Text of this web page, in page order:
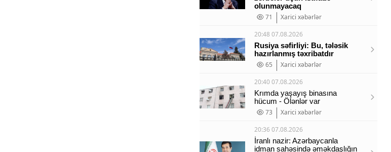
olunmayacaq
71
Xarici xəbərlər
20:48 07.08.2026
Rusiya səfirliyi: Bu, tələsik
hazırlanmış təxribatdır
65
Xarici xəbərlər
20:40 07.08.2026
Krımda yaşayış binasına
hücum - Ölənlər var
73
Xarici xəbərlər
20:36 07.08.2026
İranlı nazir: Azərbaycanla
idman sahəsində əməkdaşlığın